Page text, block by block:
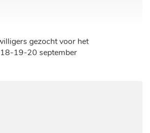
gezocht voor het
19-20 september